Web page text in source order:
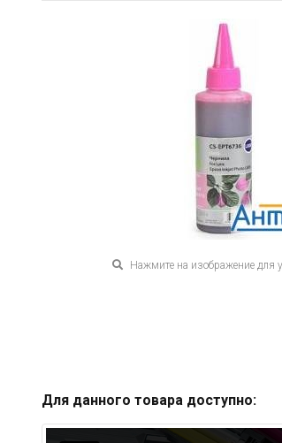
Нажмите на изображение для
Для данного товара доступно: